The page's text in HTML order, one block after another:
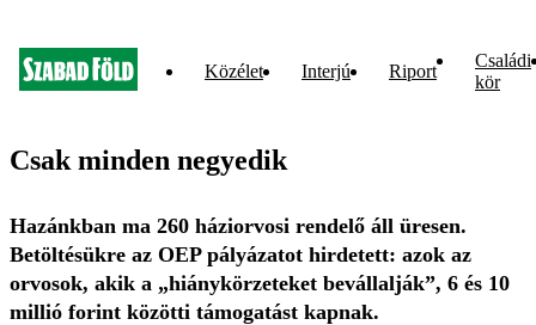
Közélet Interjú Riport
Családi
kör
Csak minden negyedik
Hazánkban ma 260 háziorvosi rendelő áll üresen.
Betöltésükre az OEP pályázatot hirdetett: azok az
orvosok, akik a „hiánykörzeteket bevállalják”, 6 és 10
millió forint közötti támogatást kapnak.